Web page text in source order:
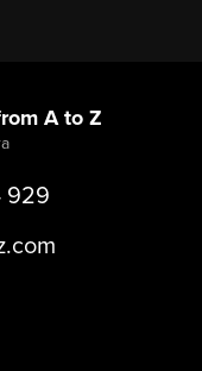
A to Z
929